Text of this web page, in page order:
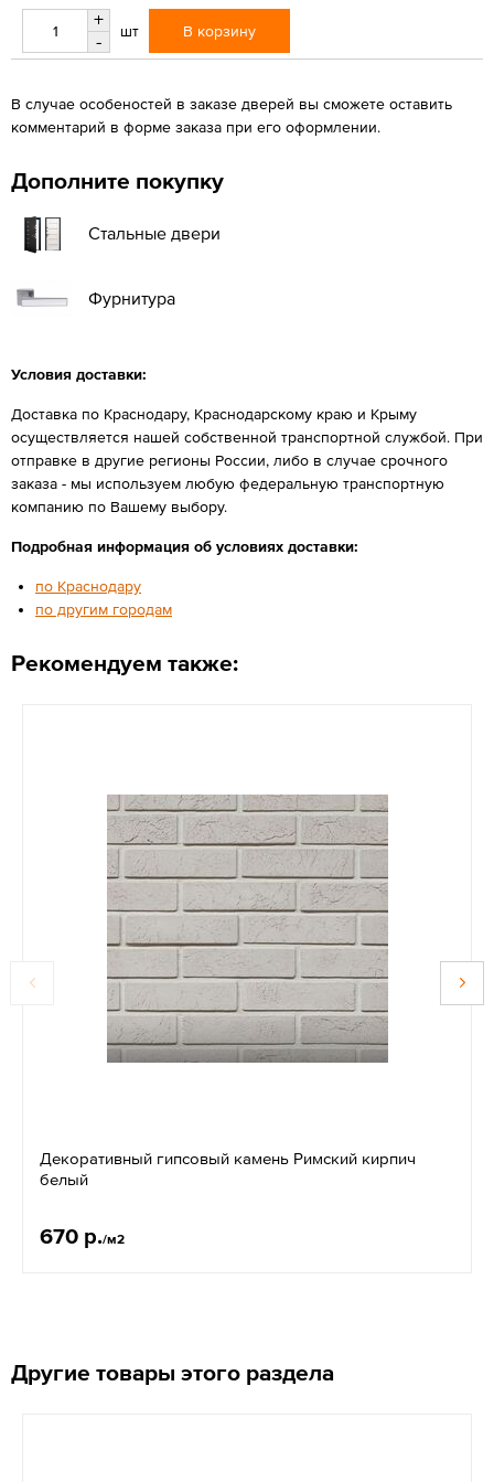
+
-
шт В корзину
В случае особеностей в заказе дверей вы сможете оставить
комментарий в форме заказа при его оформлении.
Дополните покупку
Стальные двери
Фурнитура
Условия доставки:
Доставка по Краснодару, Краснодарскому краю и Крыму
осуществляется нашей собственной транспортной службой. При
отправке в другие регионы России, либо в случае срочного
заказа - мы используем любую федеральную транспортную
компанию по Вашему выбору.
Подробная информация об условиях доставки:
по Краснодару
по другим городам
Рекомендуем также:
Декоративный гипсовый камень Римский кирпич
белый
670 р./м2
Другие товары этого раздела